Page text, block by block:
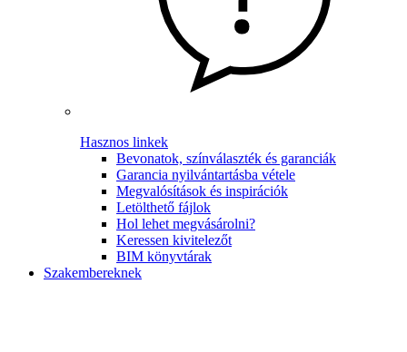
Hasznos linkek
Bevonatok, színválaszték és garanciák
Garancia nyilvántartásba vétele
Megvalósítások és inspirációk
Letölthető fájlok
Hol lehet megvásárolni?
Keressen kivitelezőt
BIM könyvtárak
Szakembereknek